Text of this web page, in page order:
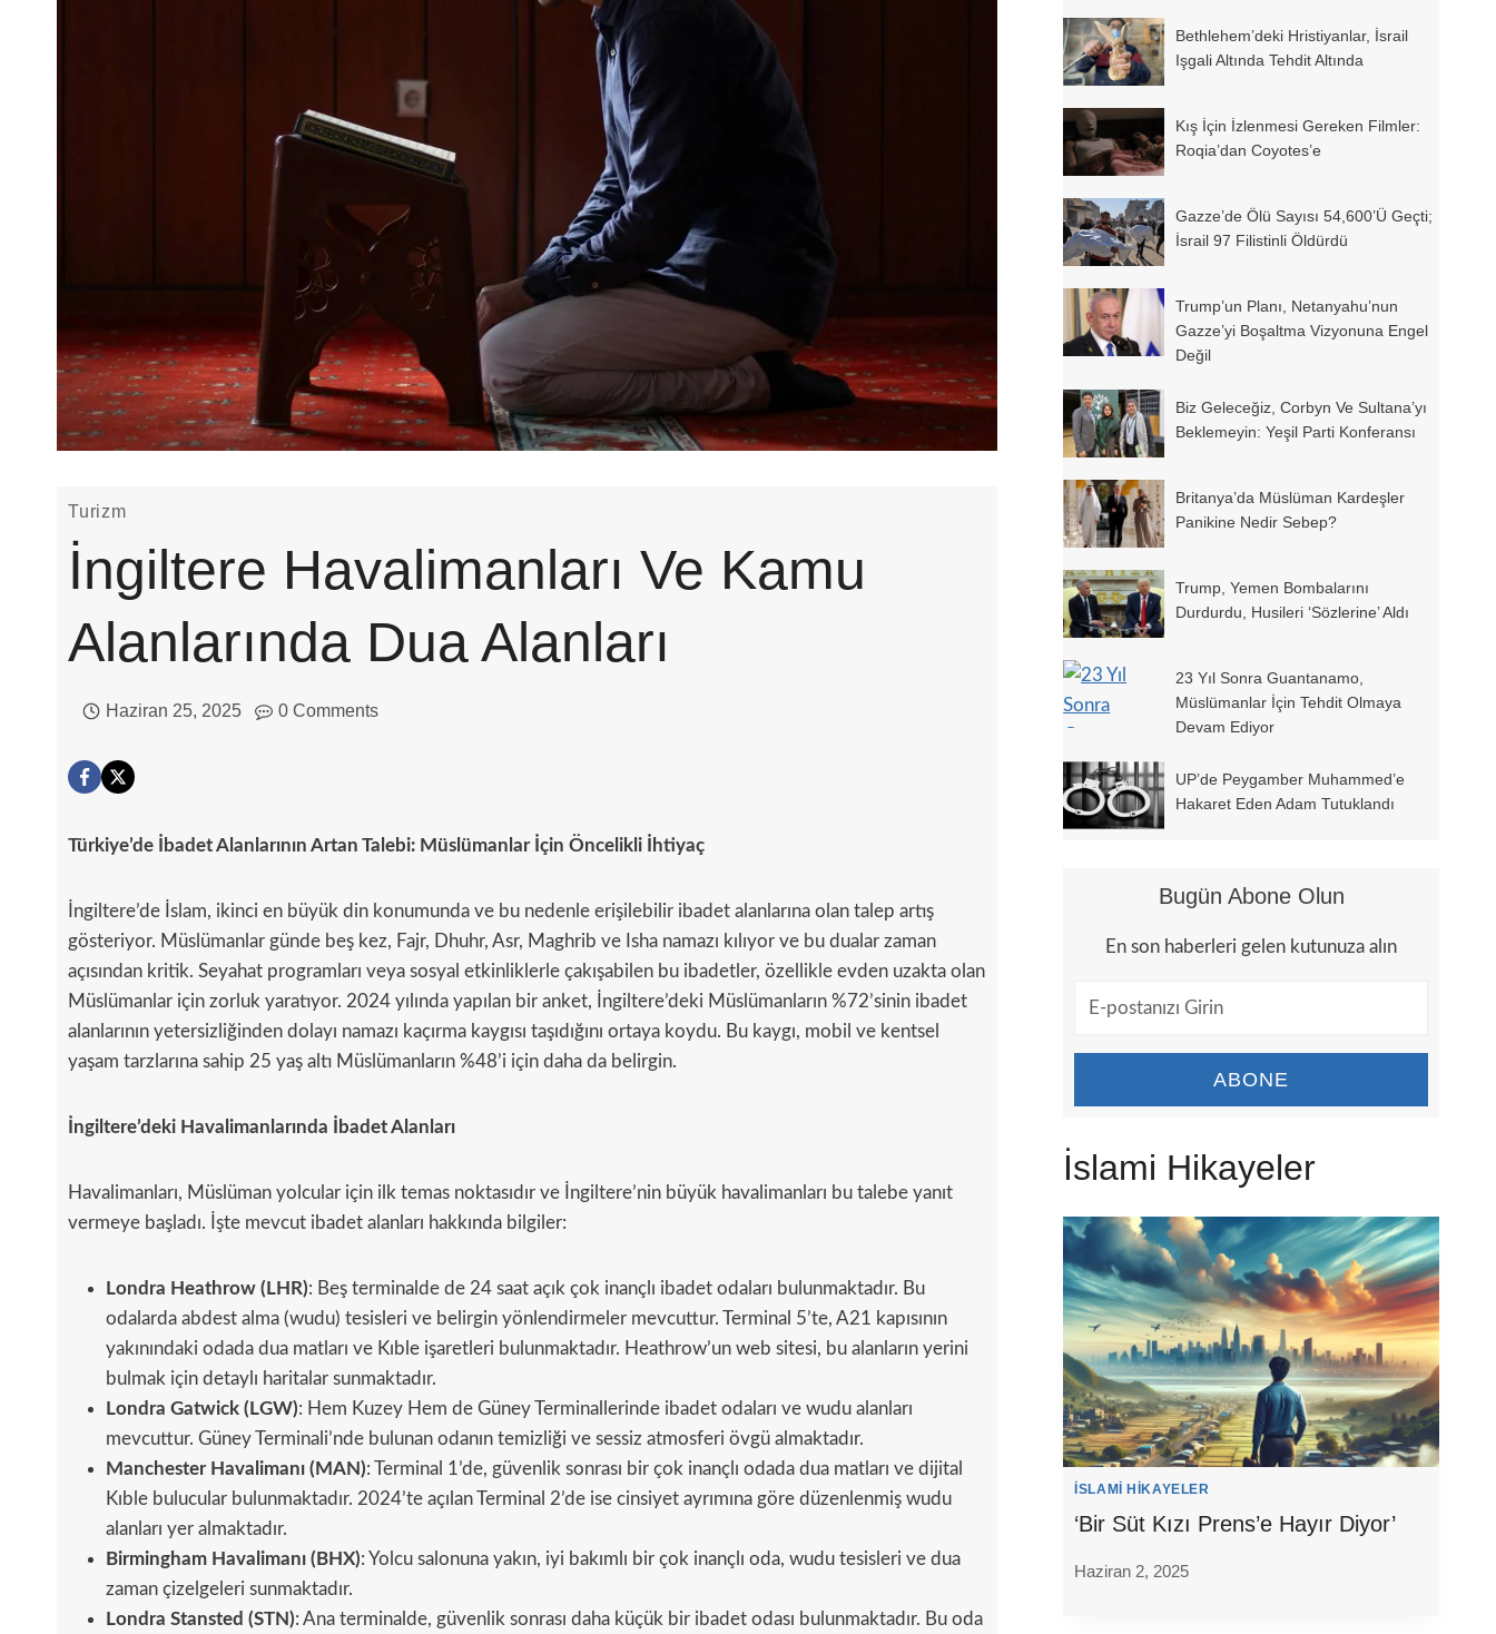
Turizm
İngiltere Havalimanları Ve Kamu
Alanlarında Dua Alanları
Haziran 25, 2025 0 Comments
Türkiye’de İbadet Alanlarının Artan Talebi: Müslümanlar İçin Öncelikli İhtiyaç
İngiltere’de İslam, ikinci en büyük din konumunda ve bu nedenle erişilebilir ibadet alanlarına olan talep artış
gösteriyor. Müslümanlar günde beş kez, Fajr, Dhuhr, Asr, Maghrib ve Isha namazı kılıyor ve bu dualar zaman
açısından kritik. Seyahat programları veya sosyal etkinliklerle çakışabilen bu ibadetler, özellikle evden uzakta olan
Müslümanlar için zorluk yaratıyor. 2024 yılında yapılan bir anket, İngiltere’deki Müslümanların %72’sinin ibadet
alanlarının yetersizliğinden dolayı namazı kaçırma kaygısı taşıdığını ortaya koydu. Bu kaygı, mobil ve kentsel
yaşam tarzlarına sahip 25 yaş altı Müslümanların %48’i için daha da belirgin.
İngiltere’deki Havalimanlarında İbadet Alanları
Havalimanları, Müslüman yolcular için ilk temas noktasıdır ve İngiltere’nin büyük havalimanları bu talebe yanıt
vermeye başladı. İşte mevcut ibadet alanları hakkında bilgiler:
Londra Heathrow (LHR): Beş terminalde de 24 saat açık çok inançlı ibadet odaları bulunmaktadır. Bu
odalarda abdest alma (wudu) tesisleri ve belirgin yönlendirmeler mevcuttur. Terminal 5’te, A21 kapısının
yakınındaki odada dua matları ve Kıble işaretleri bulunmaktadır. Heathrow’un web sitesi, bu alanların yerini
bulmak için detaylı haritalar sunmaktadır.
Londra Gatwick (LGW): Hem Kuzey Hem de Güney Terminallerinde ibadet odaları ve wudu alanları
mevcuttur. Güney Terminali’nde bulunan odanın temizliği ve sessiz atmosferi övgü almaktadır.
Manchester Havalimanı (MAN): Terminal 1’de, güvenlik sonrası bir çok inançlı odada dua matları ve dijital
Kıble bulucular bulunmaktadır. 2024’te açılan Terminal 2’de ise cinsiyet ayrımına göre düzenlenmiş wudu
alanları yer almaktadır.
Birmingham Havalimanı (BHX): Yolcu salonuna yakın, iyi bakımlı bir çok inançlı oda, wudu tesisleri ve dua
zaman çizelgeleri sunmaktadır.
Londra Stansted (STN): Ana terminalde, güvenlik sonrası daha küçük bir ibadet odası bulunmaktadır. Bu oda
Bethlehem’deki Hristiyanlar, İsrail
Işgali Altında Tehdit Altında
Kış İçin İzlenmesi Gereken Filmler:
Roqia’dan Coyotes’e
Gazze’de Ölü Sayısı 54,600’ü Geçti;
İsrail 97 Filistinli Öldürdü
Trump’un Planı, Netanyahu’nun
Gazze’yi Boşaltma Vizyonuna Engel
Değil
Biz Geleceğiz, Corbyn Ve Sultana’yı
Beklemeyin: Yeşil Parti Konferansı
Britanya’da Müslüman Kardeşler
Panikine Nedir Sebep?
Trump, Yemen Bombalarını
Durdurdu, Husileri ‘sözlerine’ Aldı
23 Yıl Sonra Guantanamo,
Müslümanlar İçin Tehdit Olmaya
Devam Ediyor
UP’de Peygamber Muhammed’e
Hakaret Eden Adam Tutuklandı
Bugün Abone Olun
En son haberleri gelen kutunuza alın
ABONE
İslami Hikayeler
İSLAMI HIKAYELER
‘Bir Süt Kızı Prens’e Hayır Diyor’
Haziran 2, 2025